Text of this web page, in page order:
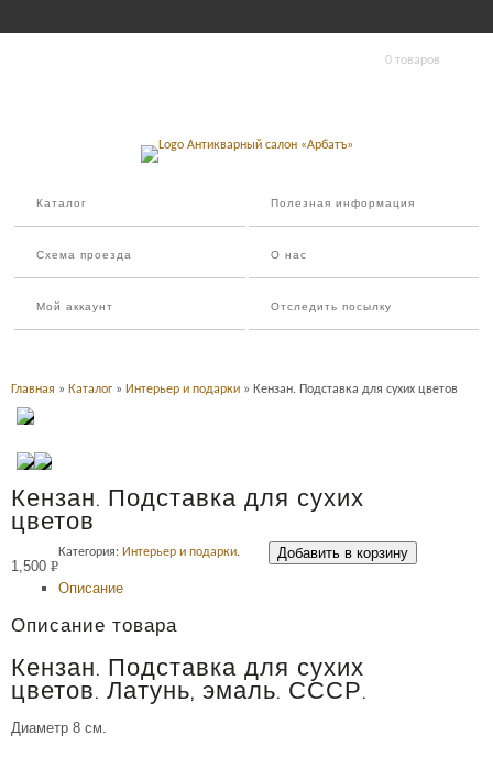
0 товаров
Каталог Полезная информация
Схема проезда О нас
Мой аккаунт Отследить посылку
Главная » Каталог » Интерьер и подарки » Кензан. Подставка для сухих цветов
Кензан. Подставка для сухих
цветов
1,500 Р
УБ.
Добавить в корзину
Категория: Интерьер и подарки.
Описание
Описание товара
Кензан. Подставка для сухих
цветов. Латунь, эмаль. СССР.
Диаметр 8 см.